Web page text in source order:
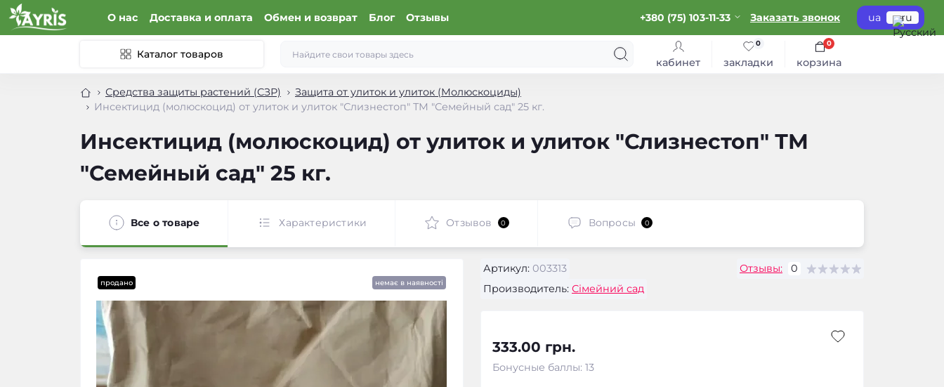
О нас Доставка и оплата Обмен и возврат Блог Отзывы +380 (75) 103-11-33 Заказать звонок ua ru
Каталог товаров
кабинет закладки
0
корзина
0
Средства защиты растений (СЗР)
Защита от улиток и улиток (Молюскоциды)
Инсектицид (молюскоцид) от улиток и улиток "Слизнестоп" ТМ "Семейный сад" 25 кг.
Инсектицид (молюскоцид) от улиток и улиток "Слизнестоп" ТМ
"Семейный сад" 25 кг.
Все о товаре Характеристики Отзывов 0 Вопросы 0
продано немає в наявності
Артикул: 003313
Производитель: Сімейний сад
Отзывы: 0
333.00 грн.
Бонусные баллы: 13